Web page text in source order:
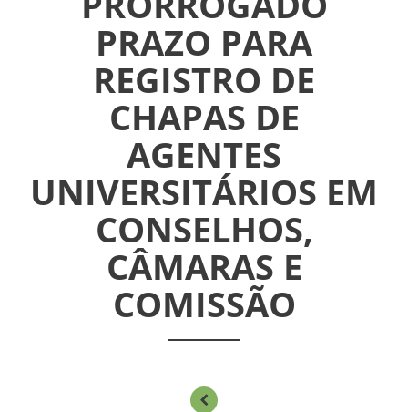
ASSEMBLÉIAS
NOTÍCIAS
PROGRAMA
AROEIRA
CONTATO
PRAZO PARA
REGISTRO DE
CHAPAS DE
AGENTES
UNIVERSITÁRIOS EM
CONSELHOS,
CÂMARAS E
COMISSÃO